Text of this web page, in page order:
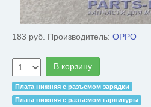
183 руб. Производитель: OPPO
В корзину
Плата нижняя с разъемом зарядки
Плата нижняя с разъемом гарнитуры